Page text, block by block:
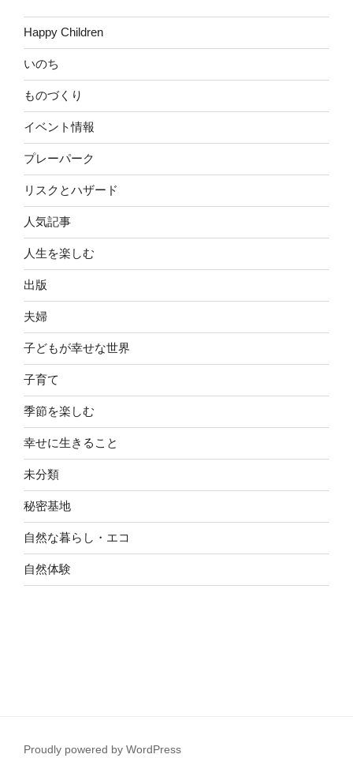
Happy Children
いのち
ものづくり
イベント情報
プレーパーク
リスクとハザード
人気記事
人生を楽しむ
出版
夫婦
子どもが幸せな世界
子育て
季節を楽しむ
幸せに生きること
未分類
秘密基地
自然な暮らし・エコ
自然体験
Proudly powered by WordPress